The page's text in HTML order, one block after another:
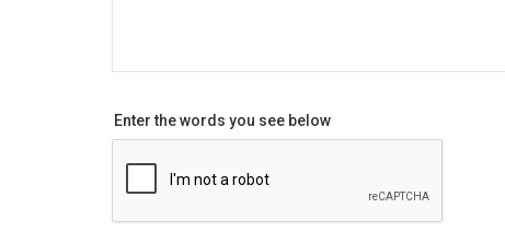
Enter the words you see below